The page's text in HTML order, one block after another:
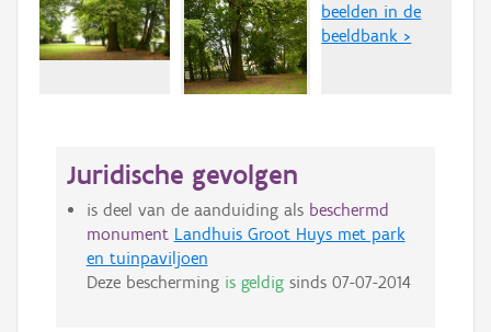
beelden in de
beeldbank >
Juridische gevolgen
is deel van de aanduiding als beschermd
monument Landhuis Groot Huys met park
en tuinpaviljoen
Deze bescherming is geldigsinds 07-07-2014